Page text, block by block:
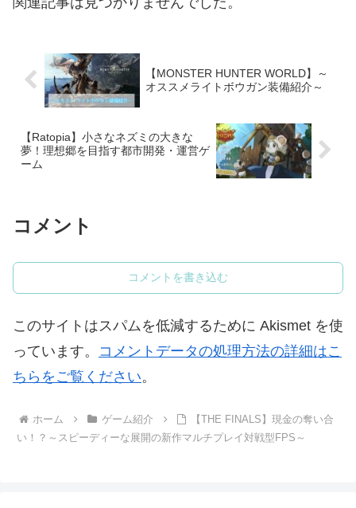
【MONSTER HUNTER WORLD】～
オススメライトボウガン装備紹介～
【Ratopia】小さなネズミの大きな
夢！理想郷を目指す都市開発・運営ゲ
ーム
コメント
コメントを書き込む
このサイトはスパムを低減するために Akismet を使
っています。 コメントデータの処理方法の詳細はこ
ちらをご覧ください。
ホーム ゲーム紹介
【THE FINALS】現金の奪い合
い！？～スピーディーな展開の新作マルチプレイ対戦型FPS～